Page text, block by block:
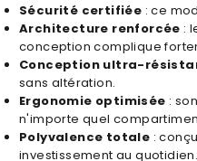
Sécurité certifiée : ce
Architecture renforcée :
conception complique
Conception ultra-
sans altération.
Ergonomie optimisée :
n'importe quel
Polyvalence totale :
investissement au quotidien.